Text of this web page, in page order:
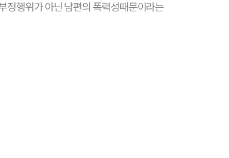
정행위가 아닌 남편의 폭력성때문이라는